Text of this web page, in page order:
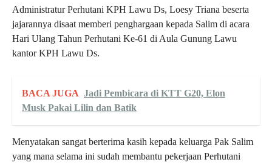
Administratur Perhutani KPH Lawu Ds, Loesy Triana beserta
jajarannya disaat memberi penghargaan kepada Salim di acara
Hari Ulang Tahun Perhutani Ke-61 di Aula Gunung Lawu
kantor KPH Lawu Ds.
BACA JUGA Jadi Pembicara di KTT G20, Elon
Musk Pakai Lilin dan Batik
Menyatakan sangat berterima kasih kepada keluarga Pak Salim
yang mana selama ini sudah membantu pekerjaan Perhutani